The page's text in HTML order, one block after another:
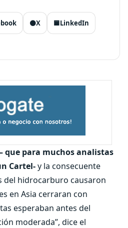
⚫X 🟦LinkedIn
que para muchos analistas
Cartel-y la consecuente
del hidrocarburo causaron
en Asia cerraran con
esperaban antes del
moderada”, dice el